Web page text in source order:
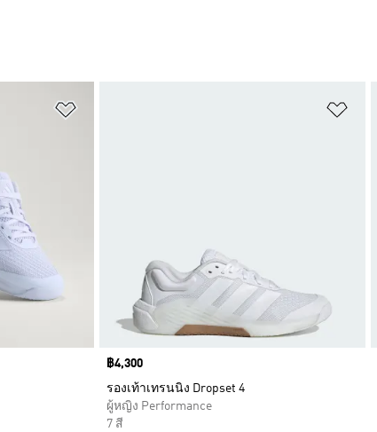
Price
฿4,300
รองเท้าเทรนนิง Dropset 4
ผู้หญิง Performance
7 สี